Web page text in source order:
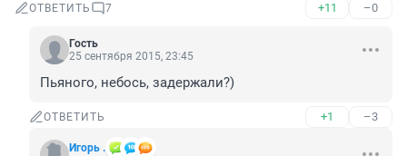
ОТВЕТИТЬ 7 +11 –0
Гость
25 сентября 2015, 23:45
Пьяного, небось, задержали?)
ОТВЕТИТЬ +1 –3
Игорь .